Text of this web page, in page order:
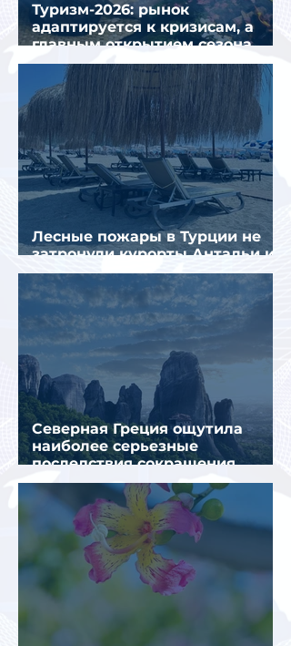
Туризм-2026: рынок
адаптируется к кризисам, а
главным открытием сезона
стал Вьетнам
Лесные пожары в Турции не
затронули курорты Антальи и
Муглы
Северная Греция ощутила
наиболее серьезные
последствия сокращения
турпотока из России